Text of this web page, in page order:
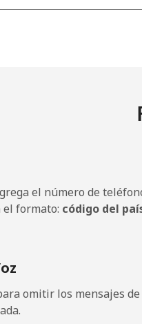
⁦50.9¢⁩
el número de
el formato: código del
omitir los mensajes